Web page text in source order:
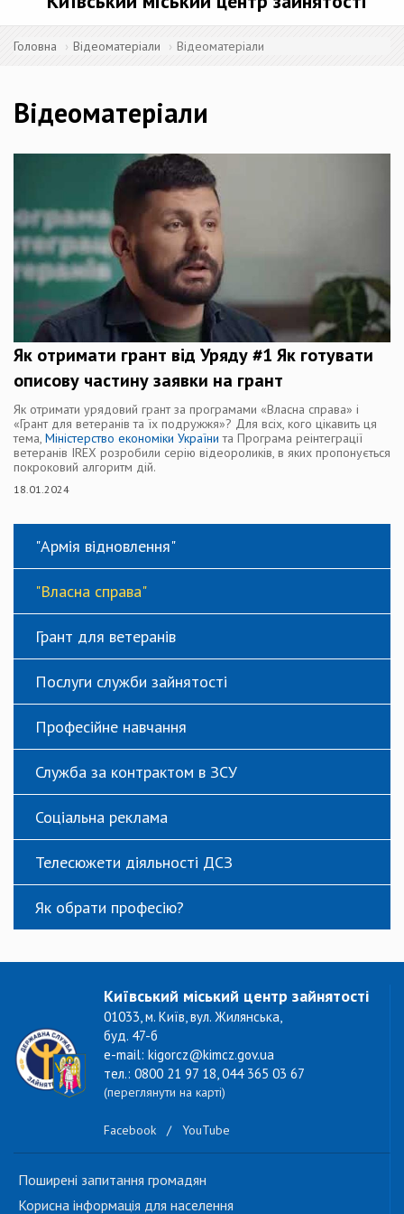
Головна Відеоматеріали Відеоматеріали
Відеоматеріали
Як отримати грант від Уряду #1 Як готувати
описову частину заявки на грант
Як отримати урядовий грант за програмами «Власна справа» і
«Грант для ветеранів та їх подружжя»? Для всіх, кого цікавить ця
тема, Міністерство економіки України та Програма реінтеграції
ветеранів IREX розробили серію відеороликів, в яких пропонується
покроковий алгоритм дій.
18.01.2024
"Армія відновлення"
"Власна справа"
Грант для ветеранів
Послуги служби зайнятості
Професійне навчання
Служба за контрактом в ЗСУ
Соціальна реклама
Телесюжети діяльності ДСЗ
Як обрати професію?
Київський міський центр зайнятості
01033, м. Київ, вул. Жилянська,
буд. 47-б
e-mail: kigorcz@kimcz.gov.ua
тел.: 0800 21 97 18, 044 365 03 67
(переглянути на карті)
Facebook / YouTube
Поширені запитання громадян
Корисна інформація для населення